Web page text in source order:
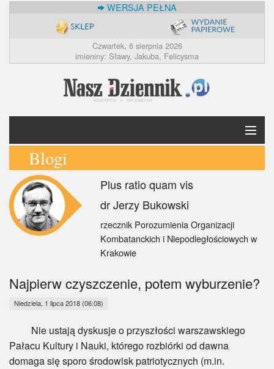
WERSJA PEŁNA
Czwartek, 6 sierpnia 2026
imieniny: Sławy, Jakuba, Felicysma
Krótko
Polska
Świat
Myśl
Wiara
Sport
Blogi
Plus ratio quam vis
dr Jerzy Bukowski
rzecznik Porozumienia Organizacji
Kombatanckich i Niepodległościowych w
Krakowie
Najpierw czyszczenie, potem wyburzenie?
Niedziela, 1 lipca 2018 (06:08)
Nie ustają dyskusje o przyszłości warszawskiego
Pałacu Kultury i Nauki, którego rozbiórki od dawna
domaga się sporo środowisk patriotycznych (m.in.